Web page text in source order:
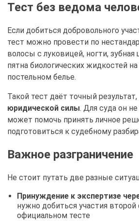
Тест без ведома
Если добиться добровольного
тест можно провести по
волосы с луковицей, ногти, зубная
пятна биологических жидкостей
постельном белье.
Такой тест даёт точный результат,
юридической силы. Для суда он
может помочь принять личное
подготовиться к судебному
Важное разграничение
Не стоит путать две разные
Принуждение к экспертизе
нужно добиться участия
официальном тесте